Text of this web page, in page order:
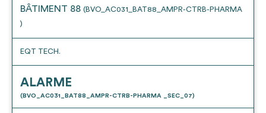
BÂTIMENT 88 (BVO_AC031_BAT88_AMPR-CTRB-PHARMA
)
EQT TECH.
ALARME
(BVO_AC031_BAT88_AMPR-CTRB-PHARMA _SEC_07)